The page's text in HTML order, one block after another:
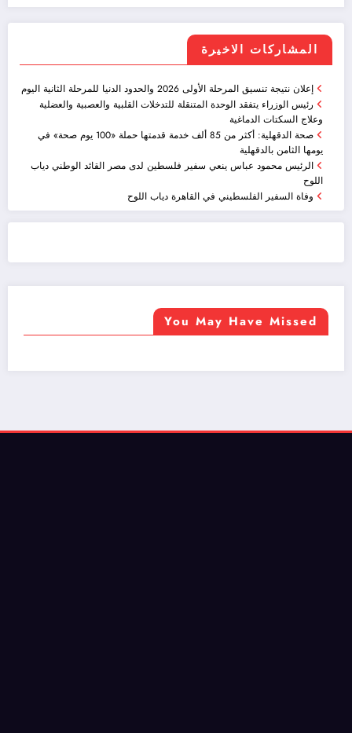
المشاركات الاخيرة
إعلان نتيجة تنسيق المرحلة الأولى 2026 والحدود الدنيا للمرحلة الثانية اليوم
رئيس الوزراء يتفقد الوحدة المتنقلة للتدخلات القلبية والعصبية والعضلية
وعلاج السكتات الدماغية
صحة الدقهلية: أكثر من 85 ألف خدمة قدمتها حملة «100 يوم صحة» في
يومها الثامن بالدقهلية
الرئيس محمود عباس ينعي سفير فلسطين لدى مصر القائد الوطني دياب
اللوح
وفاة السفير الفلسطيني في القاهرة دياب اللوح
You May Have Missed